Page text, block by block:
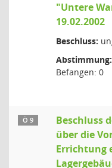
"Untere
19.02.2002
Beschluss:
Abstimmung:
Befangen: 0
Ö 9
Beschluss
über die
Errichtung